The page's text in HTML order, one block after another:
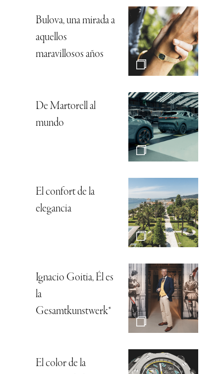
Bulova, una mirada a
aquellos
maravillosos años
De Martorell al
mundo
El confort de la
elegancia
Ignacio Goitia, Él es
la
Gesamtkunstwerk*
El color de la